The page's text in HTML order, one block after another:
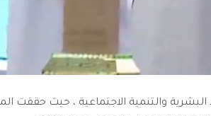
والتنمية الاجتماعية ، حيث حققت